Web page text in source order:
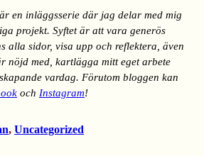
en inläggsserie där jag delar med mig
projekt. Syftet är att vara generös
alla sidor, visa upp och reflektera, även
nöjd med, kartlägga mitt eget arbete
vardag. Förutom bloggen kan
och Instagram!
, Uncategorized